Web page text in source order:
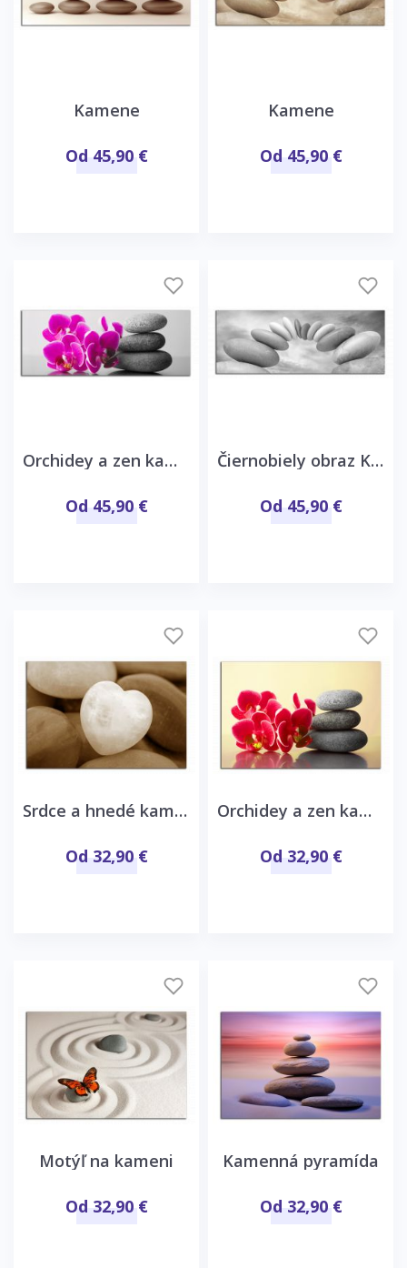
Kamene
Od 45,90 €
Kamene
Od 45,90 €
Orchidey a zen kamene
Od 45,90 €
Čiernobiely obraz Kamene
Od 45,90 €
Srdce a hnedé kamene
Od 32,90 €
Orchidey a zen kamene
Od 32,90 €
Motýľ na kameni
Od 32,90 €
Kamenná pyramída
Od 32,90 €